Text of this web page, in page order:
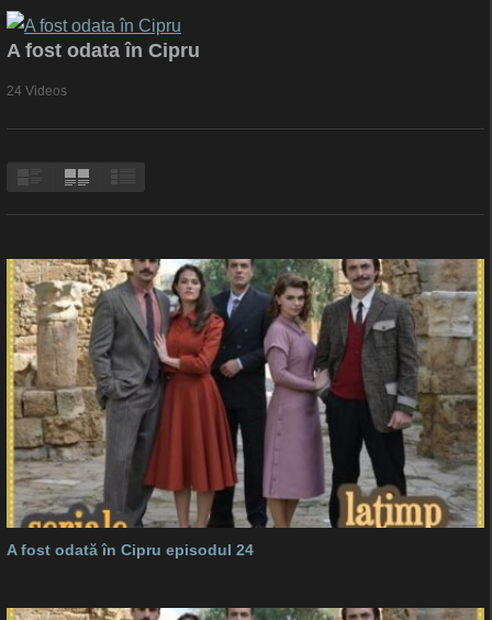
A fost odata în Cipru
24 Videos
A fost odată în Cipru episodul 24